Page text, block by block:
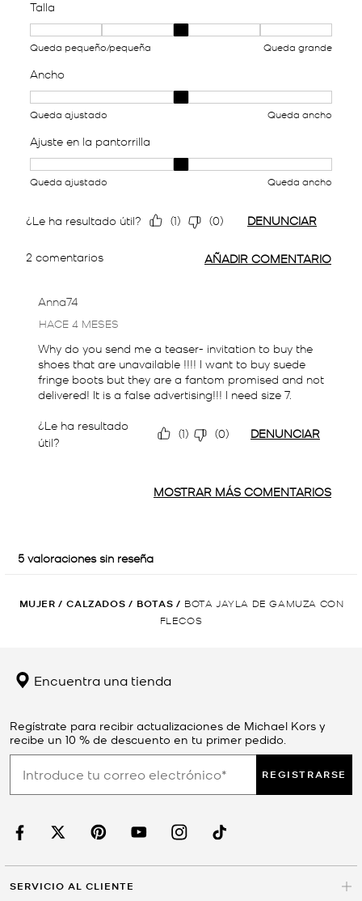
MUJER / CALZADOS / BOTAS / BOTA JAYLA DE GAMUZA CON
FLECOS
Encuentra una tienda
Regístrate para recibir actualizaciones de Michael Kors y
recibe un 10 % de descuento en tu primer pedido.
REGISTRARSE
SERVICIO AL CLIENTE